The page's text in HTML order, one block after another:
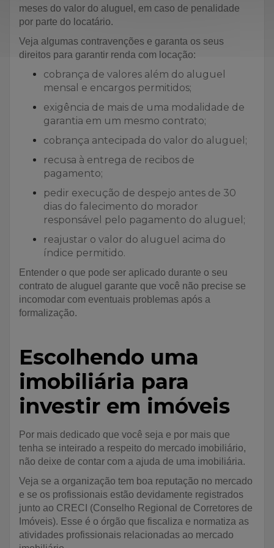
meses do valor do aluguel, em caso de penalidade
por parte do locatário.
Veja algumas contravenções e garanta os seus
direitos para garantir renda com locação:
cobrança de valores além do aluguel
mensal e encargos permitidos;
exigência de mais de uma modalidade de
garantia em um mesmo contrato;
cobrança antecipada do valor do aluguel;
recusa à entrega de recibos de
pagamento;
pedir execução de despejo antes de 30
dias do falecimento do morador
responsável pelo pagamento do aluguel;
reajustar o valor do aluguel acima do
índice permitido.
Entender o que pode ser aplicado durante o seu
contrato de aluguel garante que você não precise se
incomodar com eventuais problemas após a
formalização.
Escolhendo uma
imobiliária para
investir em imóveis
Por mais dedicado que você seja e por mais que
tenha se inteirado a respeito do mercado imobiliário,
não deixe de contar com a ajuda de uma imobiliária.
Veja se a organização tem boa reputação no mercado
e se os profissionais estão devidamente registrados
junto ao CRECI (Conselho Regional de Corretores de
Imóveis). Esse é o órgão que fiscaliza e normatiza as
atividades profissionais relacionadas ao mercado